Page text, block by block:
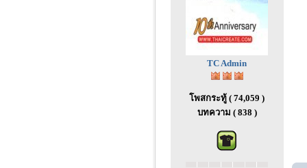
TC Admin
โพสกระทู้ ( 74,059 )
บทความ ( 838 )